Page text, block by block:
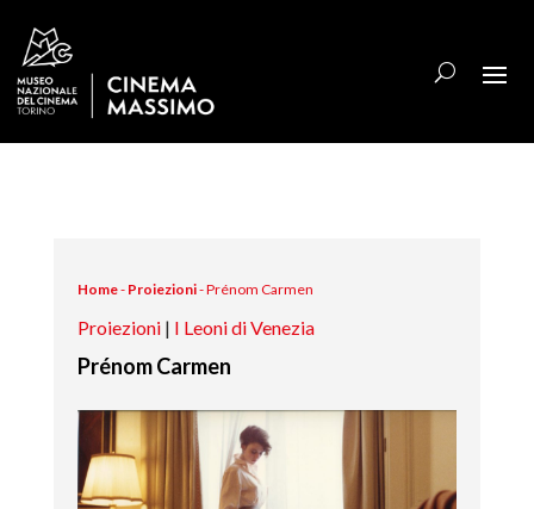
Home- Proiezioni-Prénom Carmen
Proiezioni| I Leoni di Venezia
Prénom Carmen